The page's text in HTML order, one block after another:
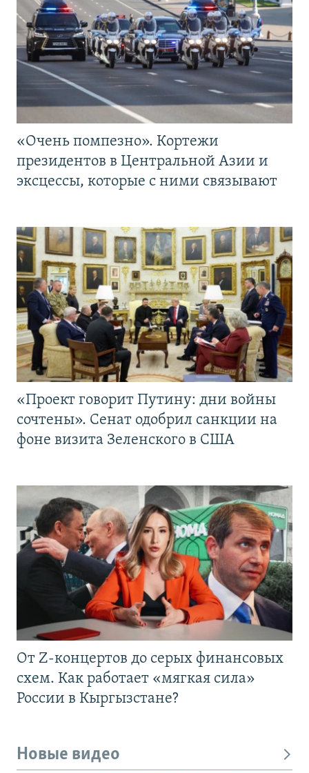
«Очень помпезно». Кортежи
президентов в Центральной Азии и
эксцессы, которые с ними связывают
«Проект говорит Путину: дни войны
сочтены». Сенат одобрил санкции на
фоне визита Зеленского в США
От Z-концертов до серых финансовых
схем. Как работает «мягкая сила»
России в Кыргызстане?
Новые видео